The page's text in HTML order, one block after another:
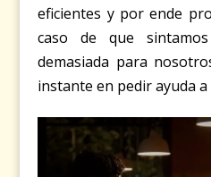
eficientes y por ende
caso de que
demasiada para
instante en pedir ayuda